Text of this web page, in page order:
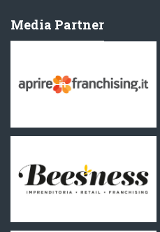
Media Partner